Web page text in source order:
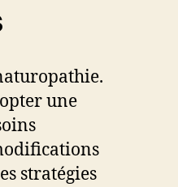
une
stratégies